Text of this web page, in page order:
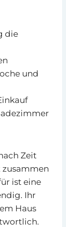
die
und
Zeit
ist eine
Ihr
Haus